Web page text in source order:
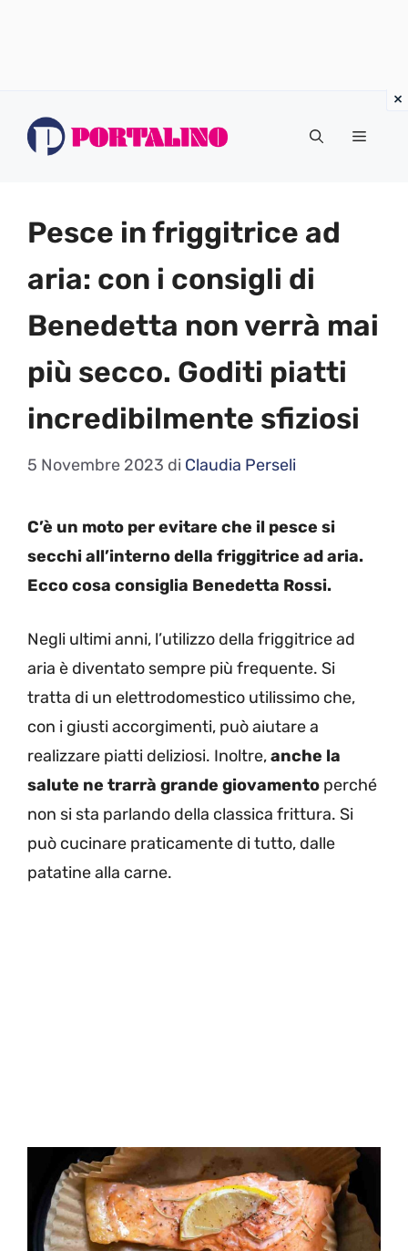
Menu
Pesce in friggitrice ad
aria: con i consigli di
Benedetta non verrà mai
più secco. Goditi piatti
incredibilmente sfiziosi
5 Novembre 2023 di Claudia Perseli
C’è un moto per evitare che il pesce si
secchi all’interno della friggitrice ad aria.
Ecco cosa consiglia Benedetta Rossi.
Negli ultimi anni, l’utilizzo della friggitrice ad
aria è diventato sempre più frequente. Si
tratta di un elettrodomestico utilissimo che,
con i giusti accorgimenti, può aiutare a
realizzare piatti deliziosi. Inoltre,anche la
salute ne trarrà grande giovamento perché
non si sta parlando della classica frittura. Si
può cucinare praticamente di tutto, dalle
patatine alla carne.